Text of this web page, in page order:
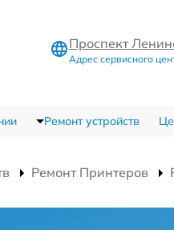
Проспект
Адрес сервисного
Ремонт устройств
Ремонт Принтеров